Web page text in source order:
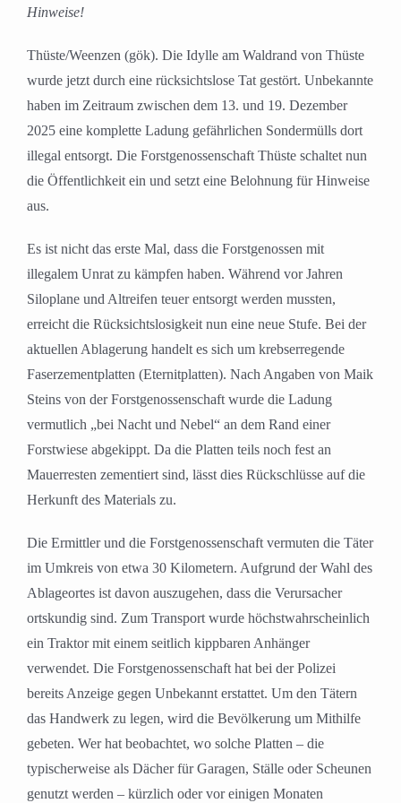
Hinweise!
Thüste/Weenzen (gök). Die Idylle am Waldrand von Thüste
wurde jetzt durch eine rücksichtslose Tat gestört. Unbekannte
haben im Zeitraum zwischen dem 13. und 19. Dezember
2025 eine komplette Ladung gefährlichen Sondermülls dort
illegal entsorgt. Die Forstgenossenschaft Thüste schaltet nun
die Öffentlichkeit ein und setzt eine Belohnung für Hinweise
aus.
Es ist nicht das erste Mal, dass die Forstgenossen mit
illegalem Unrat zu kämpfen haben. Während vor Jahren
Siloplane und Altreifen teuer entsorgt werden mussten,
erreicht die Rücksichtslosigkeit nun eine neue Stufe. Bei der
aktuellen Ablagerung handelt es sich um krebserregende
Faserzementplatten (Eternitplatten). Nach Angaben von Maik
Steins von der Forstgenossenschaft wurde die Ladung
vermutlich „bei Nacht und Nebel“ an dem Rand einer
Forstwiese abgekippt. Da die Platten teils noch fest an
Mauerresten zementiert sind, lässt dies Rückschlüsse auf die
Herkunft des Materials zu.
Die Ermittler und die Forstgenossenschaft vermuten die Täter
im Umkreis von etwa 30 Kilometern. Aufgrund der Wahl des
Ablageortes ist davon auszugehen, dass die Verursacher
ortskundig sind. Zum Transport wurde höchstwahrscheinlich
ein Traktor mit einem seitlich kippbaren Anhänger
verwendet. Die Forstgenossenschaft hat bei der Polizei
bereits Anzeige gegen Unbekannt erstattet. Um den Tätern
das Handwerk zu legen, wird die Bevölkerung um Mithilfe
gebeten. Wer hat beobachtet, wo solche Platten – die
typischerweise als Dächer für Garagen, Ställe oder Scheunen
genutzt werden – kürzlich oder vor einigen Monaten